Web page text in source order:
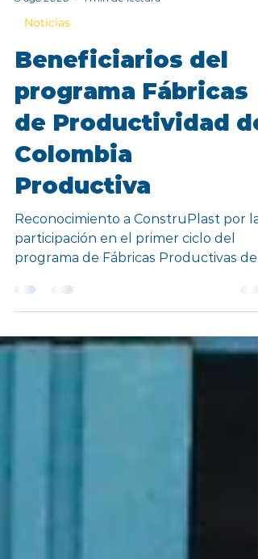
1 min de lectura
Noticias
Beneficiarios del
programa Fábricas
de Productividad de
Colombia
Productiva
Reconocimiento a ConstruPlast por la
participación en el primer ciclo del